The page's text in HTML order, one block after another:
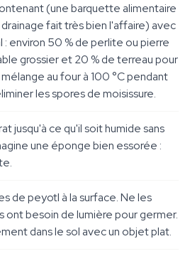
(une barquette alimentaire
fait très bien l'affaire) avec
: environ 50 % de perlite ou pierre
grossier et 20 % de terreau pour
au four à 100 °C pendant
les spores de moisissure.
jusqu'à ce qu'il soit humide sans
une éponge bien essorée :
de peyotl à la surface. Ne les
ont besoin de lumière pour germer.
dans le sol avec un objet plat.